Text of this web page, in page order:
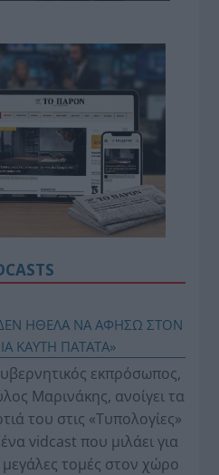
ΗΘΕΛΑ ΝΑ ΑΦΗΣΩ ΣΤΟΝ
ΚΑΥΤΗ ΠΑΤΑΤΑ»
εκπρόσωπος,
Μαρινάκης, ανοίγει τα
του στις «Τυπολογίες»
vidcast που μιλάει για
μεγάλες τομές στον χώρο